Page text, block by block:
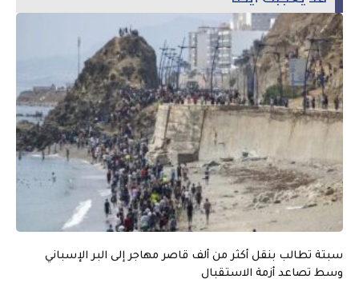
سبتة تطالب بنقل أكثر من ألف قاصر مهاجر إلى البر الإسباني
وسط تصاعد أزمة الاستقبال